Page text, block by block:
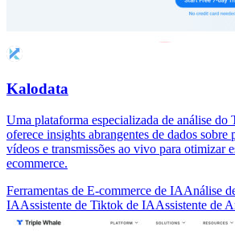
Kalodata
Uma plataforma especializada de análise do
oferece insights abrangentes de dados sobre
vídeos e transmissões ao vivo para otimizar
ecommerce.
Ferramentas de E-commerce de IAAnálise
IAAssistente de Tiktok de IAAssistente de